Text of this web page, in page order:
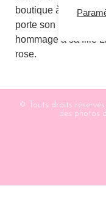
boutique à Heusy
porte son nom en
hommage à sa fille
rose.
© Touts droits
des photos